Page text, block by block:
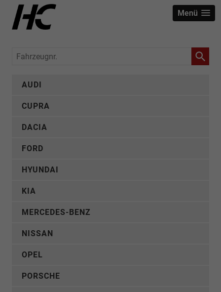
Menü
Fahrzeugnr.
AUDI
CUPRA
DACIA
FORD
HYUNDAI
KIA
MERCEDES-BENZ
NISSAN
OPEL
PORSCHE